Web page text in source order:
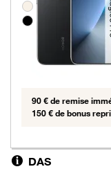
Groupe de couleurs
90 € de remise
150 € de bonus
DAS